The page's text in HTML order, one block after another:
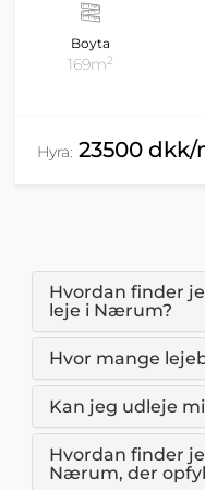
Boyta
169m2
Hyra: 23500 dkk/
Hvordan finder
leje i Nærum?
Hvor mange
Kan jeg udleje
Hvordan finder
Nærum, der